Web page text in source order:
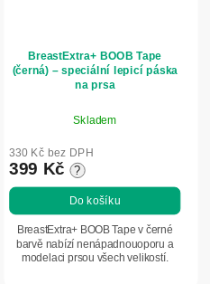
BreastExtra+ BOOB Tape
(černá) – speciální lepicí páska
na prsa
Skladem
330 Kč bez DPH
399 Kč ?
Do košíku
BreastExtra+ BOOB Tape v černé
barvě nabízí nenápadnouoporu a
modelaci prsou všech velikostí.